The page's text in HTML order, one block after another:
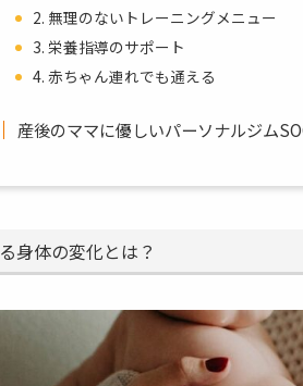
2. 無理のないトレーニングメニュー
3. 栄養指導のサポート
4. 赤ちゃん連れでも通える
産後のママに優しいパーソナルジム
身体の変化とは？